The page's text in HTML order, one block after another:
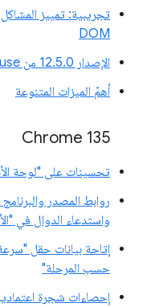
تجريبية: تمييز
DOM
الإصدار 12.5.0 من Lighthouse
أهمّ الميزات المتنوعة
Chrome 135
تحسينات على "لوحة
روابط المصدر
واستدعاء الدوال في
حسب المرحلة"
إحصاءات شجرة